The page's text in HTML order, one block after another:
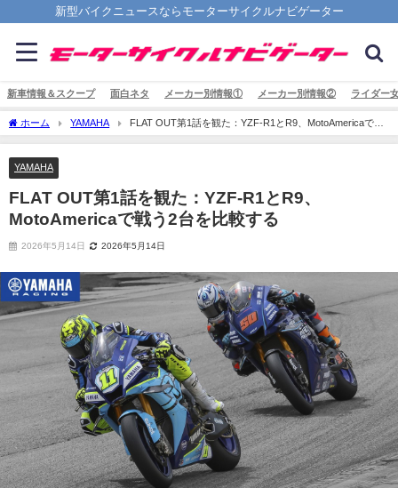
新型バイクニュースならモーターサイクルナビゲーター
新車情報＆スクープ 面白ネタ メーカー別情報① メーカー別情報② ライダー
ホーム YAMAHA
FLAT OUT第1話を観た：YZF-R1とR9、MotoAmericaで戦
う2台を比較する
YAMAHA
FLAT OUT第1話を観た：YZF-R1とR9、
MotoAmericaで戦う2台を比較する
2026年5月14日 2026年5月14日